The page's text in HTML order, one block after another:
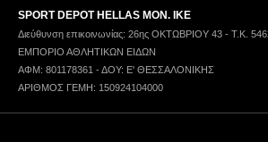
SPORT DEPOT HELLAS ΜΟΝ. ΙΚΕ
Διεύθυνση επικοινωνίας: 26ης ΟΚΤΩΒΡΙΟΥ 43 - Τ.Κ.
ΕΜΠΟΡΙΟ ΑΘΛΗΤΙΚΩΝ ΕΙΔΩΝ
ΑΦΜ: 801178361 - ΔΟΥ: Ε' ΘΕΣΣΑΛΟΝΙΚΗΣ
ΑΡΙΘΜΟΣ ΓΕΜΗ: 150924104000